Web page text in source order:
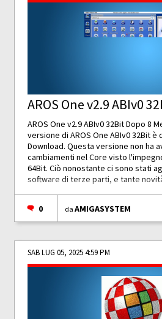
AROS One v2.9 ABIv0
AROS One v2.9 ABIv0 32Bit Dopo 8
versione di AROS One ABIv0 32Bit è
Download. Questa versione non ha
cambiamenti nel Core visto
64Bit. Ciò nonostante ci sono stati
software di terze parti, e tante
0 daAMIGASYSTEM
SAB LUG 05, 2025 4:59 PM